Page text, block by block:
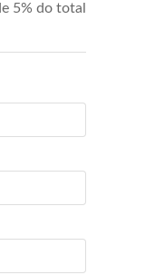
5% do total